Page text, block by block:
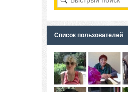
Список пользователей